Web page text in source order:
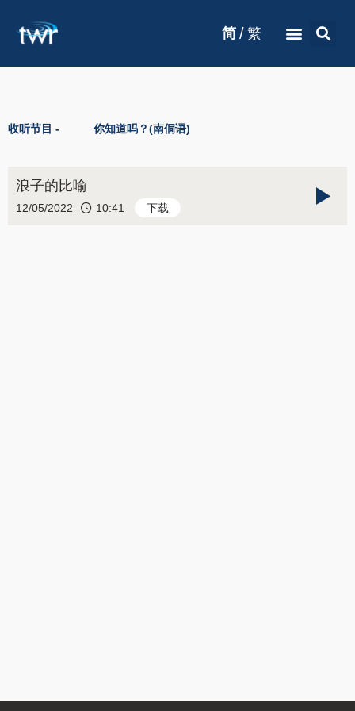
简 / 繁
收听节目 - 你知道吗？(南侗语)
浪子的比喻
12/05/2022 10:41 下载